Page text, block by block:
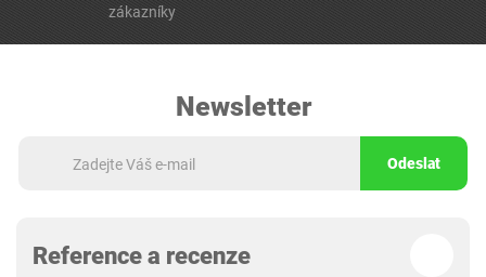
zákazníky
Newsletter
Odeslat
Reference a recenze